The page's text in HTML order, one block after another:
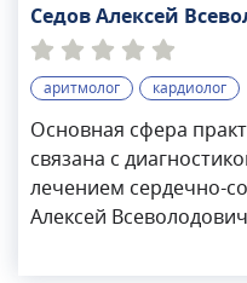
Седов Алексей
аритмолог кардиолог
Основная сфера
связана с
лечением сердечно-
Алексей